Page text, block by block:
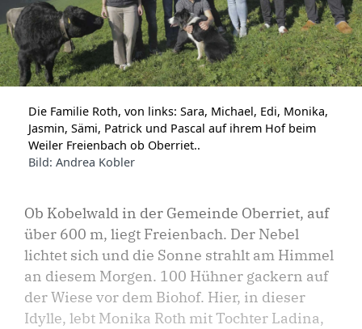
Die Familie Roth, von links: Sara, Michael, Edi, Monika,
Jasmin, Sämi, Patrick und Pascal auf ihrem Hof beim
Weiler Freienbach ob Oberriet..
Bild: Andrea Kobler
Ob Kobelwald in der Gemeinde Oberriet, auf
über 600 m, liegt Freienbach. Der Nebel
lichtet sich und die Sonne strahlt am Himmel
an diesem Morgen. 100 Hühner gackern auf
der Wiese vor dem Biohof. Hier, in dieser
Idylle, lebt Monika Roth mit Tochter Ladina,